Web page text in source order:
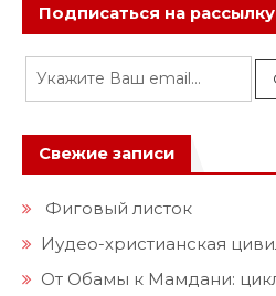
Подписаться на рассылку
Свежие записи
Фиговый листок
Иудео-христианская
От Обамы к Мамдани: